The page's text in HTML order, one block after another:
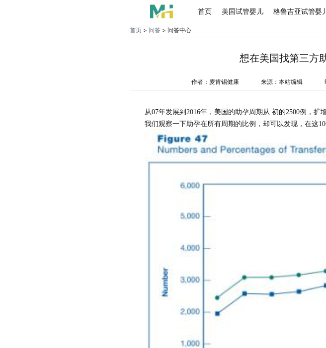
首页 美国试管婴儿 格鲁吉亚试管婴
首页> 问答 > 问答中心
想在美国找第三方
作者：麦肯锡健康 来源：本站编辑
从07年发展到 2016年，美国的助孕周期从 初的2500例，扩
我们观察一下助孕在所有周期的比例，却可以发现，在这10